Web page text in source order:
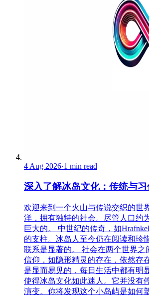
4 Aug 2026·1 min read
深入了解冰岛文化：传统与习
欢迎来到一个火山与传说交织的世
洋，拥有独特的社会。尽管人口约
巨大的。 中世纪的传奇，如
的支柱。冰岛人至今仍在阅读和珍
联系是显著的。 社会在两个世界之
信仰，如隐形精灵的存在，依然存
是显而易见的，每日生活中都有明
使得冰岛文化如此迷人。它并没有
演变。你将发现这个小岛屿是如何